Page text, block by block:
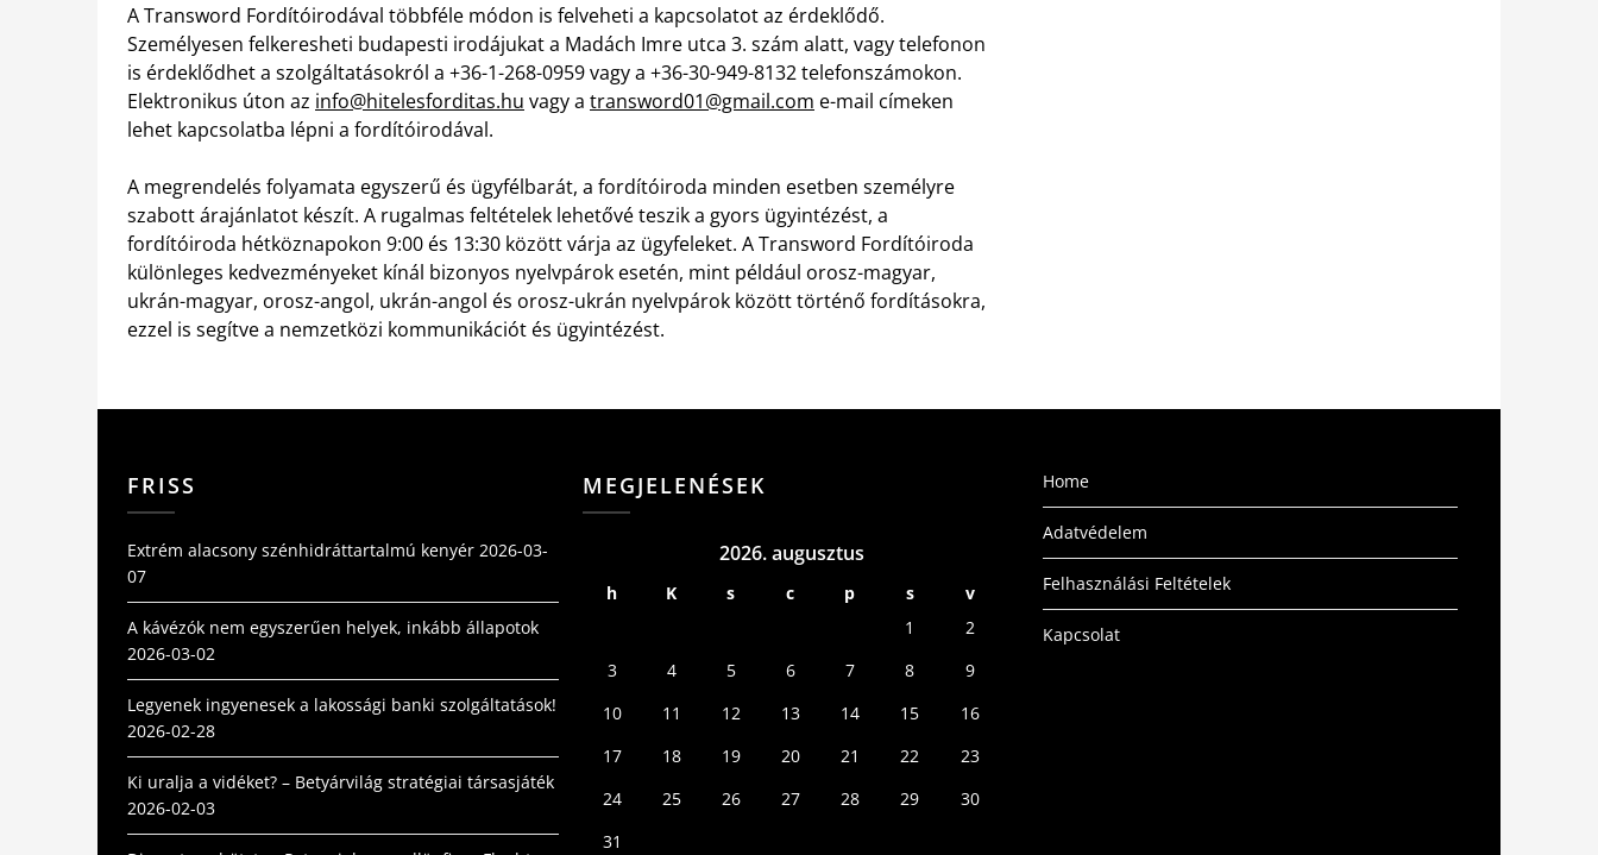
A Transword Fordítóirodával többféle módon is felveheti a kapcsolatot az érdeklődő.
Személyesen felkeresheti budapesti irodájukat a Madách Imre utca 3. szám alatt, vagy telefonon
is érdeklődhet a szolgáltatásokról a +36-1-268-0959 vagy a +36-30-949-8132 telefonszámokon.
Elektronikus úton az info@hitelesforditas.hu vagy a transword01@gmail.com e-mail címeken
lehet kapcsolatba lépni a fordítóirodával.
A megrendelés folyamata egyszerű és ügyfélbarát, a fordítóiroda minden esetben személyre
szabott árajánlatot készít. A rugalmas feltételek lehetővé teszik a gyors ügyintézést, a
fordítóiroda hétköznapokon 9:00 és 13:30 között várja az ügyfeleket. A Transword Fordítóiroda
különleges kedvezményeket kínál bizonyos nyelvpárok esetén, mint például orosz-magyar,
ukrán-magyar, orosz-angol, ukrán-angol és orosz-ukrán nyelvpárok között történő fordításokra,
ezzel is segítve a nemzetközi kommunikációt és ügyintézést.
FRISS
Extrém alacsony szénhidráttartalmú kenyér 2026-03-
07
A kávézók nem egyszerűen helyek, inkább állapotok
2026-03-02
Legyenek ingyenesek a lakossági banki szolgáltatások!
2026-02-28
Ki uralja a vidéket? – Betyárvilág stratégiai társasjáték
2026-02-03
MEGJELENÉSEK
2026. augusztus
h K s c p s
v
1
2
3
4 5 6 7 8
9
10
11 12 13 14 15
16
17
18 19 20 21 22
23
24
25 26 27 28 29
30
31
Home
Adatvédelem
Felhasználási Feltételek
Kapcsolat